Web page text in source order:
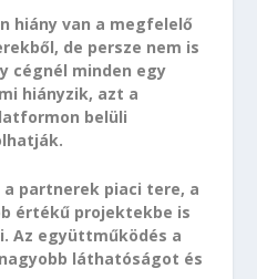
hiány van a megfelelő
de persze nem is
cégnél minden egy
hiányzik, azt a
belüli
a partnerek piaci tere, a
értékű projektekbe is
Az együttműködés a
láthatóságot és